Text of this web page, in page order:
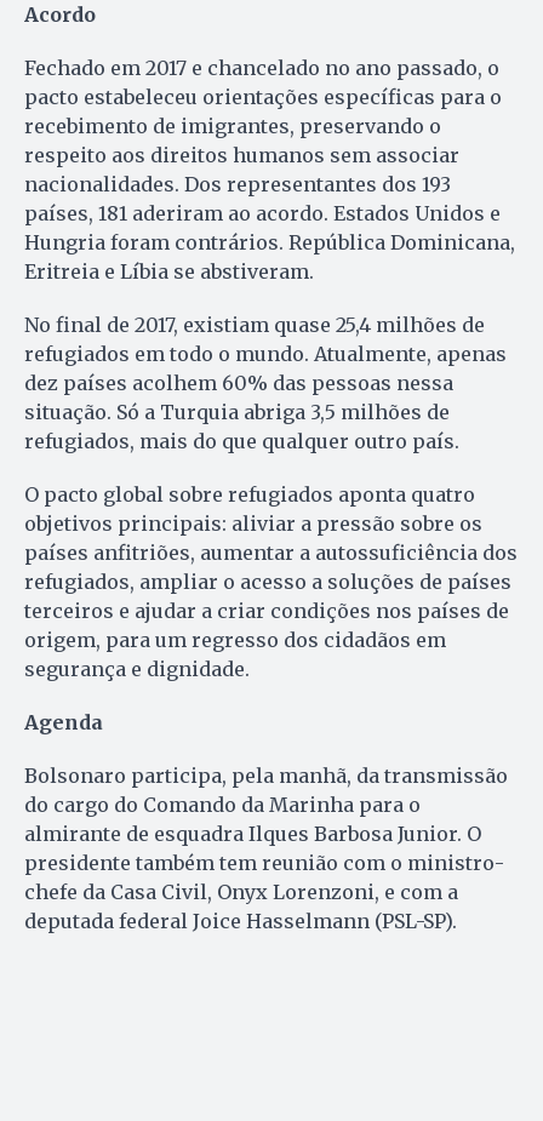
Acordo
Fechado em 2017 e chancelado no ano passado, o
pacto estabeleceu orientações específicas para o
recebimento de imigrantes, preservando o
respeito aos direitos humanos sem associar
nacionalidades. Dos representantes dos 193
países, 181 aderiram ao acordo. Estados Unidos e
Hungria foram contrários. República Dominicana,
Eritreia e Líbia se abstiveram.
No final de 2017, existiam quase 25,4 milhões de
refugiados em todo o mundo. Atualmente, apenas
dez países acolhem 60% das pessoas nessa
situação. Só a Turquia abriga 3,5 milhões de
refugiados, mais do que qualquer outro país.
O pacto global sobre refugiados aponta quatro
objetivos principais: aliviar a pressão sobre os
países anfitriões, aumentar a autossuficiência dos
refugiados, ampliar o acesso a soluções de países
terceiros e ajudar a criar condições nos países de
origem, para um regresso dos cidadãos em
segurança e dignidade.
Agenda
Bolsonaro participa, pela manhã, da transmissão
do cargo do Comando da Marinha para o
almirante de esquadra Ilques Barbosa Junior. O
presidente também tem reunião com o ministro-
chefe da Casa Civil, Onyx Lorenzoni, e com a
deputada federal Joice Hasselmann (PSL-SP).